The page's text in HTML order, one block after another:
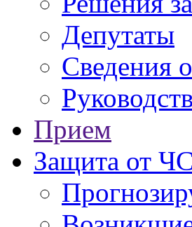
Депутаты
Сведения
Прием
Защита от ЧС